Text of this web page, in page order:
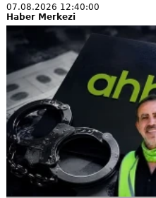
07.08.2026 12:40:00
Haber Merkezi